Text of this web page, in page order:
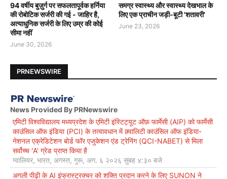
94 वर्षीय बुज़ुर्ग पर सफलतापूर्वक हर्निया
की रोबोटिक सर्जरी की गई - जाहिर है,
अत्याधुनिक सर्जरी के लिए उम्र की कोई
सीमा नहीं
June 30, 2026
समग्र स्वास्थ्य और स्वास्थ्य देखभाल के
लिए एक प्राचीन जड़ी-बूटी 'शतावरी'
June 23, 2026
PRNEWSWIRE
News Provided By PRNewswire
एमिटी विश्वविद्यालय मध्यप्रदेश के एमिटी इंस्टिट्यूट ऑफ़ फार्मेसी (AIP) को फार्मेसी
काउंसिल ऑफ इंडिया (PCI) के तत्वावधान में क़्वालिटी काउंसिल ऑफ इंडिया-
नेशनल एक्रेडिटेशन बोर्ड फॉर एजुकेशन एंड ट्रेनिंग (QCI-NABET) से मिला
सर्वोच्च 'A' ग्रेड प्राप्त किया है
ग्वालियर, भारत, अगस्त, गुरू, अग. ६ २०२६ सुबह ४:३० बजे
अगली पीढ़ी के AI इंफ्रास्ट्रक्चर को शक्ति प्रदान करने के लिए SUNON ने